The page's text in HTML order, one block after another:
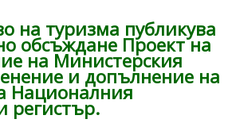
за изменение и допълнение на
за устройството на
крайбрежие
на туризма публикува
обсъждане Проект на
на Министерския
и допълнение на
Националния
регистър.